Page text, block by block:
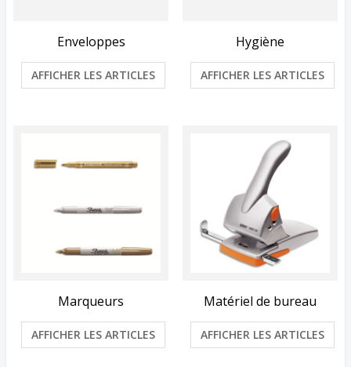
Enveloppes
AFFICHER LES ARTICLES
Hygiène
AFFICHER LES ARTICLES
Marqueurs
AFFICHER LES ARTICLES
Matériel de bureau
AFFICHER LES ARTICLES